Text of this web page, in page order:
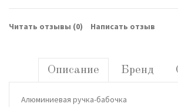
Читать отзывы (0) Написать отзыв
Описание Бренд
Алюминиевая ручка-бабочка